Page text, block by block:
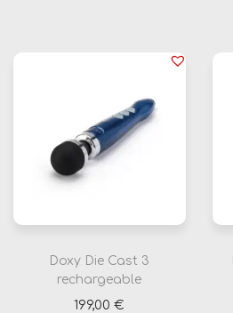
Doxy Die Cast 3
rechargeable
199,00€